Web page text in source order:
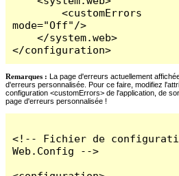
        <customErrors
mode="Off"/>
    </system.web>
</configuration>
Remarques : La page d'erreurs actuellement
d'erreurs personnalisée. Pour ce faire, modifiez
configuration <customErrors> de l'application, de
page d'erreurs personnalisée !
<!-- Fichier de
Web.Config -->